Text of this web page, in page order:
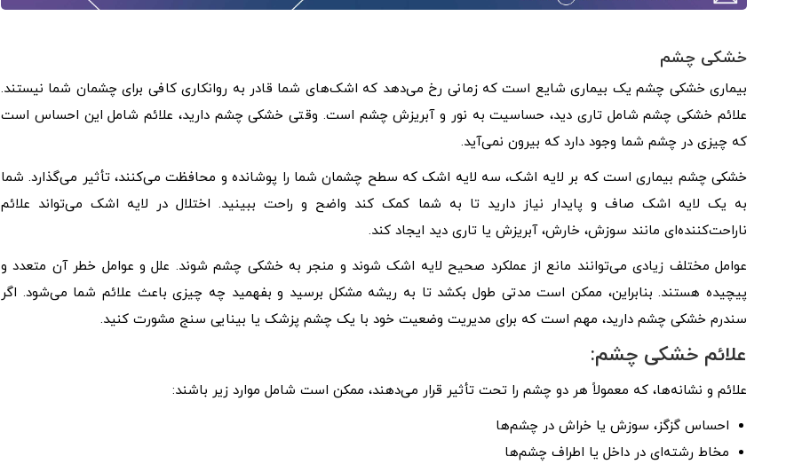
خشکی چشم
بیماری خشکی چشم یک بیماری شایع است که زمانی رخ می‌دهد که اشک‌های شما قادر به روانکاری کافی برای چشمان شما نیستند.
علائم خشکی چشم شامل تاری دید، حساسیت به نور و آبریزش چشم است. وقتی خشکی چشم دارید، علائم شامل این احساس است
که چیزی در چشم شما وجود دارد که بیرون نمی‌آید.
خشکی چشم بیماری است که بر لایه اشک، سه لایه اشک که سطح چشمان شما را پوشانده و محافظت می‌کنند، تأثیر می‌گذارد. شما
به یک لایه اشک صاف و پایدار نیاز دارید تا به شما کمک کند واضح و راحت ببینید. اختلال در لایه اشک می‌تواند علائم
ناراحت‌کننده‌ای مانند سوزش، خارش، آبریزش یا تاری دید ایجاد کند.
عوامل مختلف زیادی می‌توانند مانع از عملکرد صحیح لایه اشک شوند و منجر به خشکی چشم شوند. علل و عوامل خطر آن متعدد و
پیچیده هستند. بنابراین، ممکن است مدتی طول بکشد تا به ریشه مشکل برسید و بفهمید چه چیزی باعث علائم شما می‌شود. اگر
سندرم خشکی چشم دارید، مهم است که برای مدیریت وضعیت خود با یک چشم پزشک یا بینایی سنج مشورت کنید.
علائم خشکی چشم:
علائم و نشانه‌ها، که معمولاً هر دو چشم را تحت تأثیر قرار می‌دهند، ممکن است شامل موارد زیر باشند:
احساس گزگز، سوزش یا خراش در چشم‌ها
مخاط رشته‌ای در داخل یا اطراف چشم‌ها